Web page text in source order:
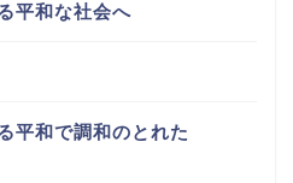
平和な社会へ
平和で調和のとれた